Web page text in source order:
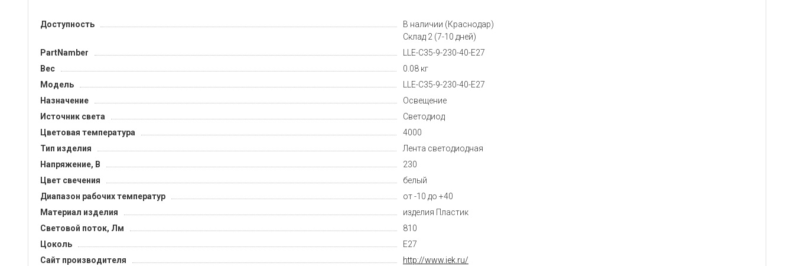
Доступность
В наличии (Краснодар)
Склад 2 (7-10 дней)
PartNamber
LLE-C35-9-230-40-E27
Вес
0.08 кг
Модель
LLE-C35-9-230-40-E27
Назначение
Освещение
Источник света
Светодиод
Цветовая температура
4000
Тип изделия
Лента светодиодная
Напряжение, B
230
Цвет свечения
белый
Диапазон рабочих температур
от -10 до +40
Материал изделия
изделия Пластик
Световой поток, Лм
810
Цоколь
E27
Сайт производителя
http://www.iek.ru/